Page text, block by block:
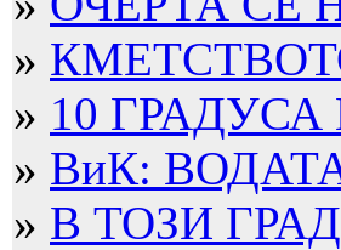
»
» 10
» ВиК:
» В ТОЗИ